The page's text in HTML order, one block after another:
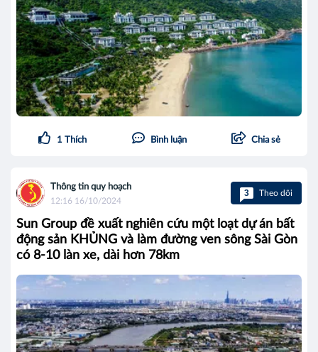
1 Thích Bình luận Chia sẻ
Thông tin quy hoạch
12:16 16/10/2024
3 Theo dõi
Sun Group đề xuất nghiên cứu một loạt dự án bất
động sản KHỦNG và làm đường ven sông Sài Gòn
có 8-10 làn xe, dài hơn 78km